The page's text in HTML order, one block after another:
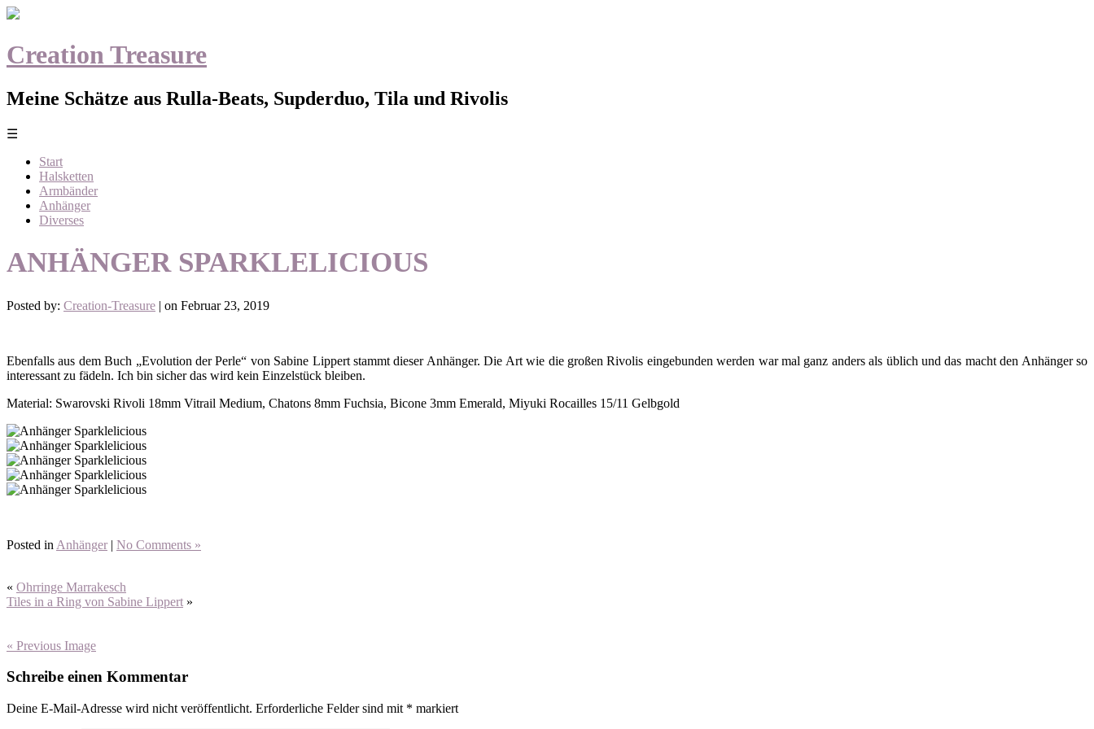
Creation Treasure
Meine Schätze aus Rulla-Beats, Supderduo, Tila und Rivolis
☰
Start
Halsketten
Armbänder
Anhänger
Diverses
ANHÄNGER SPARKLELICIOUS
Posted by: Creation-Treasure | on Februar 23, 2019
Ebenfalls aus dem Buch „Evolution der Perle“ von Sabine Lippert stammt dieser Anhänger. Die Art wie die großen Rivolis eingebunden werden war mal ganz anders als üblich und das macht den Anhänger so
interessant zu fädeln. Ich bin sicher das wird kein Einzelstück bleiben.
Material: Swarovski Rivoli 18mm Vitrail Medium, Chatons 8mm Fuchsia, Bicone 3mm Emerald, Miyuki Rocailles 15/11 Gelbgold
Posted in Anhänger | No Comments »
« Ohrringe Marrakesch
Tiles in a Ring von Sabine Lippert »
« Previous Image
Schreibe einen Kommentar
Deine E-Mail-Adresse wird nicht veröffentlicht. Erforderliche Felder sind mit * markiert